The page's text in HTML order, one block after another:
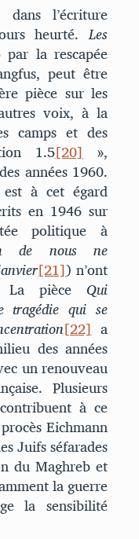
l’écriture
heurté.Les
la rescapée
peut être
pièce sur les
voix, à la
camps et des
1.5[20]»,
années 1960.
à cet égard
en 1946 sur
politique à
de nous ne
[21]) n’ont
La pièce Qui
tragédie qui se
[22]a
des années
un renouveau
Plusieurs
à ce
Eichmann
Juifs séfarades
du Maghreb et
la guerre
la sensibilité